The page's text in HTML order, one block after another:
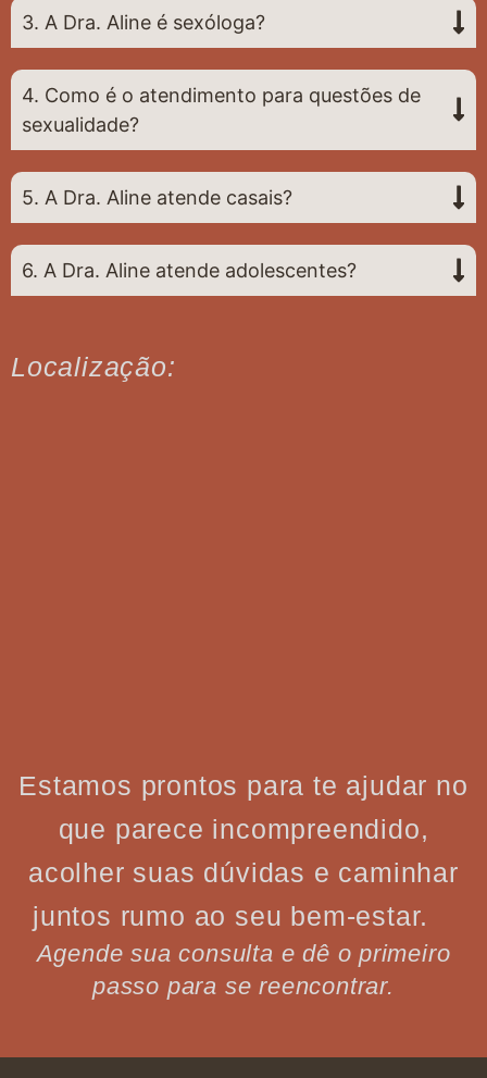
3. A Dra. Aline é sexóloga?
4. Como é o atendimento para questões de
sexualidade?
5. A Dra. Aline atende casais?
6. A Dra. Aline atende adolescentes?
Localização:
Estamos prontos para te ajudar no
que parece incompreendido,
acolher suas dúvidas e caminhar
juntos rumo ao seu bem-estar.
Agende sua consulta e dê o primeiro
passo para se reencontrar.